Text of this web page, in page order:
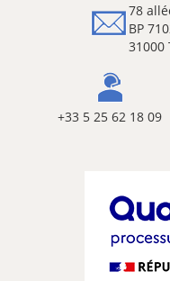
78
BP
31000
+33 5 25 62 18 09